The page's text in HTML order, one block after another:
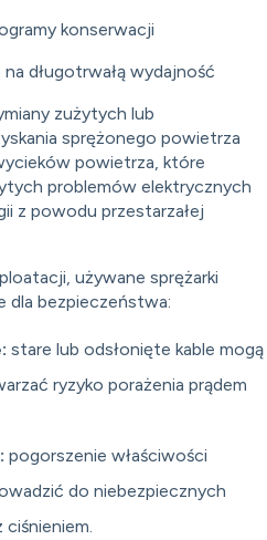
konserwacji
długotrwałą wydajność
zużytych lub
sprężonego powietrza
powietrza, które
problemów elektrycznych
z powodu przestarzałej
używane sprężarki
dla bezpieczeństwa:
stare lub odsłonięte kable mogą
ryzyko porażenia prądem
pogorszenie właściwości
do niebezpiecznych